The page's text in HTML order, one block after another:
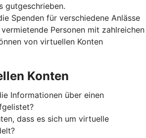
gutgeschrieben.
Spenden für verschiedene Anlässe
Personen mit zahlreichen
von virtuellen Konten
Konten
Informationen über einen
dass es sich um virtuelle